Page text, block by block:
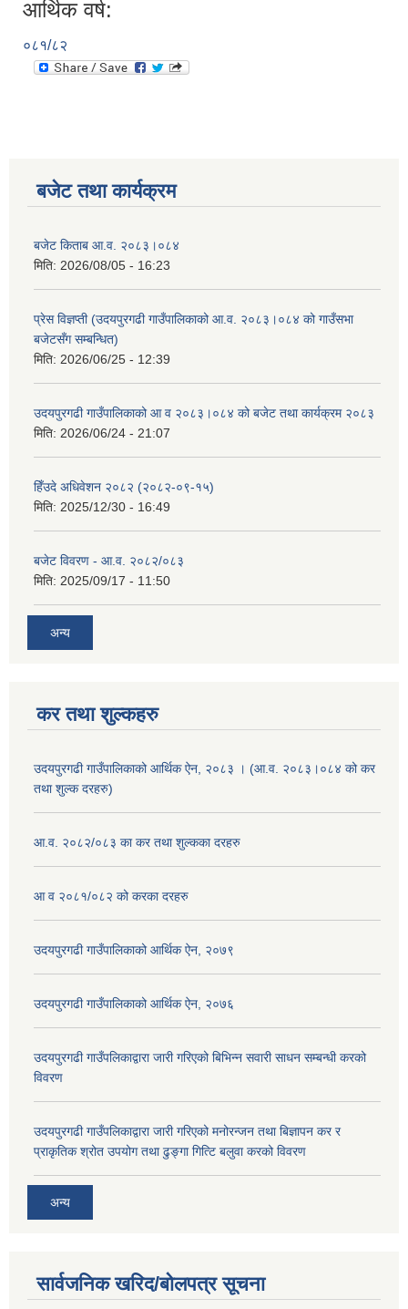
आर्थिक वर्ष:
०८१/८२
बजेट तथा कार्यक्रम
बजेट किताब आ.व. २०८३।०८४
मिति: 2026/08/05 - 16:23
प्रेस विज्ञप्ती (उदयपुरगढी गाउँपालिकाको आ.व. २०८३।०८४ को गाउँसभा
बजेटसँग सम्बन्धित)
मिति: 2026/06/25 - 12:39
उदयपुरगढी गाउँपालिकाको आ व २०८३।०८४ को बजेट तथा कार्यक्रम २०८३
मिति: 2026/06/24 - 21:07
हिँउदे अधिवेशन २०८२ (२०८२-०९-१५)
मिति: 2025/12/30 - 16:49
बजेट विवरण - आ.व. २०८२/०८३
मिति: 2025/09/17 - 11:50
अन्य
कर तथा शुल्कहरु
उदयपुरगढी गाउँपालिकाको आर्थिक ऐन, २०८३ । (आ.व. २०८३।०८४ को कर
तथा शुल्क दरहरु)
आ.व. २०८२/०८३ का कर तथा शुल्कका दरहरु
आ व २०८१/०८२ को करका दरहरु
उदयपुरगढी गाउँपालिकाको आर्थिक ऐन, २०७९
उदयपुरगढी गाउँपालिकाको आर्थिक ऐन, २०७६
उदयपुरगढी गाउँपलिकाद्वारा जारी गरिएको बिभिन्न सवारी साधन सम्बन्धी करको
विवरण
उदयपुरगढी गाउँपलिकाद्वारा जारी गरिएको मनोरन्जन तथा बिज्ञापन कर र
प्राकृतिक श्रोत उपयोग तथा ढुङ्गा गित्टि बलुवा करको विवरण
अन्य
सार्वजनिक खरिद/बोलपत्र सूचना